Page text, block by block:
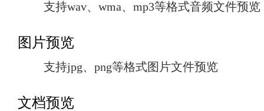
支持wav、wma、mp3等格式音频文件预览
图片预览
支持jpg、png等格式图片文件预览
文档预览